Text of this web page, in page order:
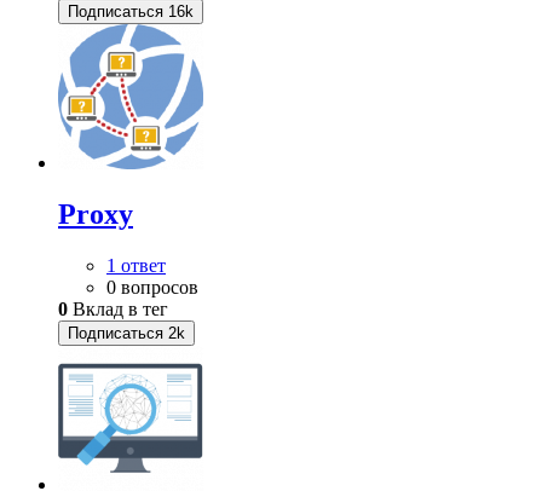
Подписаться 16k
Proxy
1 ответ
0 вопросов
0 Вклад в тег
Подписаться 2k